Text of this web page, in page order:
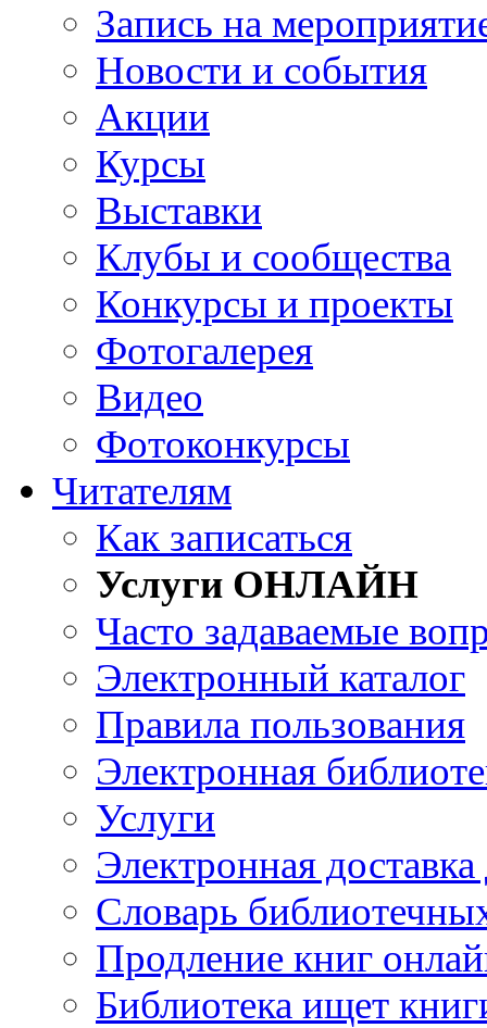
Запись на
Новости и события
Акции
Курсы
Выставки
Клубы и сообщества
Конкурсы и проекты
Фотогалерея
Видео
Фотоконкурсы
Читателям
Как записаться
Услуги ОНЛАЙН
Часто задаваемые
Электронный каталог
Правила пользования
Электронная
Услуги
Электронная
Словарь
Продление книг
Библиотека ищет